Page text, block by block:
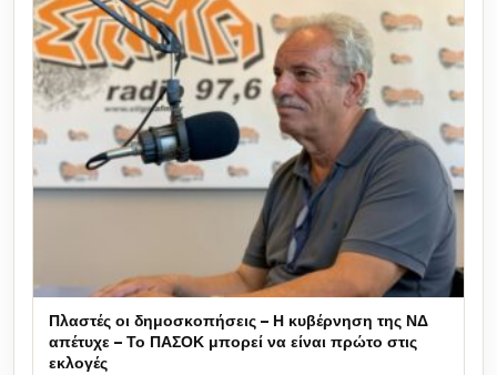
Πλαστές οι δημοσκοπήσεις – Η κυβέρνηση της ΝΔ
απέτυχε – Το ΠΑΣΟΚ μπορεί να είναι πρώτο στις
εκλογές